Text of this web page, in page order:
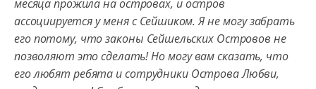
месяца прожила на островах, и остров
ассоциируется у меня с Сейшиком. Я не могу забрать
его потому, что законы Сейшельских Островов не
позволяют это сделать! Но могу вам сказать, что
его любят ребята и сотрудники Острова Любви,